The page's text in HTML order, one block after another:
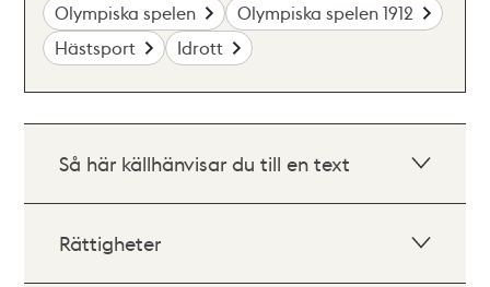
Olympiska spelen
Olympiska spelen 1912
Hästsport
Idrott
Så här källhänvisar du till en text
Rättigheter